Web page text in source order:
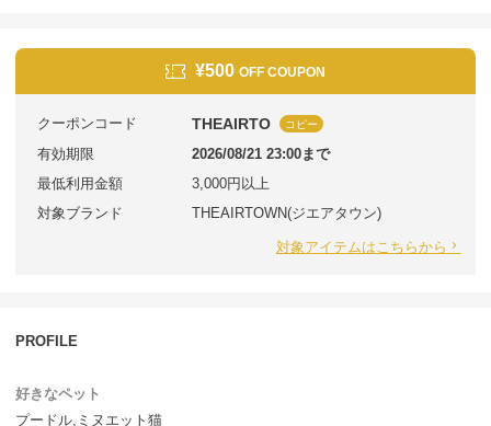
¥500 OFF COUPON
クーポンコード THEAIRTO コピー
有効期限
2026/08/21 23:00まで
最低利用金額
3,000円以上
対象ブランド
THEAIRTOWN(ジエアタウン)
対象アイテムはこちらから
PROFILE
好きなペット
プードル,ミヌエット猫